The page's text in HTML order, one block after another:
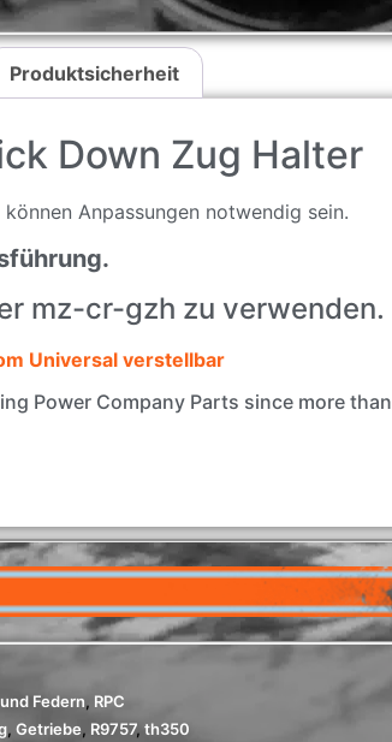
Produktsicherheit
Down Zug Halter
Anpassungen notwendig sein.
mz-cr-gzh zu verwenden.
Universal verstellbar
Power Company Parts since more than
Federn, RPC
, Getriebe R9757, th350